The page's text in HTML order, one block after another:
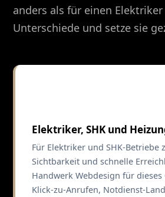
anders als für einen
Unterschiede und setze sie
Elektriker, SHK und
Für Elektriker und SHK-Betriebe
Sichtbarkeit und schnelle
Handwerk Webdesign für dieses
Klick-zu-Anrufen, Notdienst-